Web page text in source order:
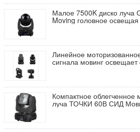
Малое 7500K диско луча
Moving головное
Линейное
сигнала мовинг
Компактное
луча ТОЧКИ 60В СИД